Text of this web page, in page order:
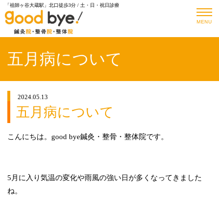
「祖師ヶ谷大蔵駅」北口徒歩3分 / 土・日・祝日診療
MENU
五月病について
2024.05.13
五月病について
こんにちは。good bye鍼灸・整骨・整体院です。
5月に入り気温の変化や雨風の強い日が多くなってきました
ね。